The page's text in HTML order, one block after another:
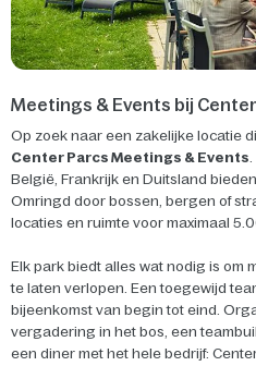
Meetings & Events bij
Op zoek naar een zakelijke locatie
Center Parcs Meetings & Events.
België, Frankrijk en Duitsland
Omringd door bossen, bergen of
locaties en ruimte voor maximaal
Elk park biedt alles wat nodig is om
te laten verlopen. Een toegewijd
bijeenkomst van begin tot eind.
vergadering in het bos, een
een diner met het hele bedrijf: